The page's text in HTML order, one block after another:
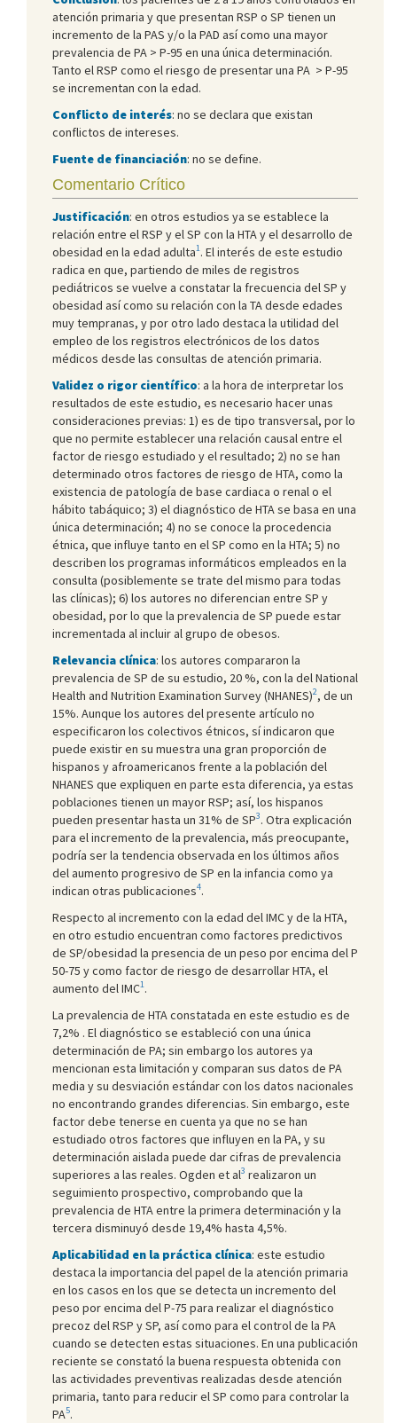
atención primaria y que presentan RSP o SP tienen un
incremento de la PAS y/o la PAD así como una mayor
prevalencia de PA > P-95 en una única determinación.
Tanto el RSP como el riesgo de presentar una PA > P-95
se incrementan con la edad.
Conflicto de interés: no se declara que existan
conflictos de intereses.
Fuente de financiación: no se define.
Comentario Crítico
Justificación: en otros estudios ya se establece la
relación entre el RSP y el SP con la HTA y el desarrollo de
obesidad en la edad adulta1. El interés de este estudio
radica en que, partiendo de miles de registros
pediátricos se vuelve a constatar la frecuencia del SP y
obesidad así como su relación con la TA desde edades
muy tempranas, y por otro lado destaca la utilidad del
empleo de los registros electrónicos de los datos
médicos desde las consultas de atención primaria.
Validez o rigor científico: a la hora de interpretar los
resultados de este estudio, es necesario hacer unas
consideraciones previas: 1) es de tipo transversal, por lo
que no permite establecer una relación causal entre el
factor de riesgo estudiado y el resultado; 2) no se han
determinado otros factores de riesgo de HTA, como la
existencia de patología de base cardiaca o renal o el
hábito tabáquico; 3) el diagnóstico de HTA se basa en una
única determinación; 4) no se conoce la procedencia
étnica, que influye tanto en el SP como en la HTA; 5) no
describen los programas informáticos empleados en la
consulta (posiblemente se trate del mismo para todas
las clínicas); 6) los autores no diferencian entre SP y
obesidad, por lo que la prevalencia de SP puede estar
incrementada al incluir al grupo de obesos.
Relevancia clínica: los autores compararon la
prevalencia de SP de su estudio, 20 %, con la del National
Health and Nutrition Examination Survey (NHANES)2, de un
15%. Aunque los autores del presente artículo no
especificaron los colectivos étnicos, sí indicaron que
puede existir en su muestra una gran proporción de
hispanos y afroamericanos frente a la población del
NHANES que expliquen en parte esta diferencia, ya estas
poblaciones tienen un mayor RSP; así, los hispanos
pueden presentar hasta un 31% de SP3. Otra explicación
para el incremento de la prevalencia, más preocupante,
podría ser la tendencia observada en los últimos años
del aumento progresivo de SP en la infancia como ya
indican otras publicaciones4.
Respecto al incremento con la edad del IMC y de la HTA,
en otro estudio encuentran como factores predictivos
de SP/obesidad la presencia de un peso por encima del P
50-75 y como factor de riesgo de desarrollar HTA, el
aumento del IMC1.
La prevalencia de HTA constatada en este estudio es de
7,2% . El diagnóstico se estableció con una única
determinación de PA; sin embargo los autores ya
mencionan esta limitación y comparan sus datos de PA
media y su desviación estándar con los datos nacionales
no encontrando grandes diferencias. Sin embargo, este
factor debe tenerse en cuenta ya que no se han
estudiado otros factores que influyen en la PA, y su
determinación aislada puede dar cifras de prevalencia
superiores a las reales. Ogden et al3 realizaron un
seguimiento prospectivo, comprobando que la
prevalencia de HTA entre la primera determinación y la
tercera disminuyó desde 19,4% hasta 4,5%.
Aplicabilidad en la práctica clínica: este estudio
destaca la importancia del papel de la atención primaria
en los casos en los que se detecta un incremento del
peso por encima del P-75 para realizar el diagnóstico
precoz del RSP y SP, así como para el control de la PA
cuando se detecten estas situaciones. En una publicación
reciente se constató la buena respuesta obtenida con
las actividades preventivas realizadas desde atención
primaria, tanto para reducir el SP como para controlar la
PA5.